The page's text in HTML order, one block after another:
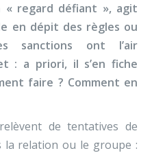
« regard défiant », agit
en dépit des règles ou
sanctions ont l’air
: a priori, il s’en fiche
faire ? Comment en
de tentatives de
la relation ou le groupe :